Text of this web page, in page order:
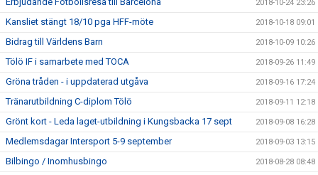
2018-10-24 23:26
Kansliet stängt 18/10 pga HFF-möte 2018-10-18 09:01
Bidrag till Världens Barn 2018-10-09 10:26
Tölö IF i samarbete med TOCA 2018-09-26 11:49
Gröna tråden - i uppdaterad utgåva 2018-09-16 17:24
Tränarutbildning C-diplom Tölö 2018-09-11 12:18
Grönt kort - Leda laget-utbildning i Kungsbacka 17 sept 2018-09-08 16:28
Medlemsdagar Intersport 5-9 september 2018-09-03 13:15
Bilbingo / Inomhusbingo 2018-08-28 08:48